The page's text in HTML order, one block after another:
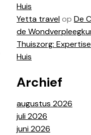
Huis
Yetta travelop De
de
Thuiszorg:
Huis
Archief
augustus 2026
juli 2026
juni 2026